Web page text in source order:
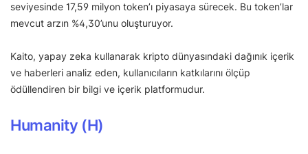
seviyesinde 17,59 milyon token’ı piyasaya sürecek. Bu token’lar
mevcut arzın %4,30’unu oluşturuyor.
Kaito, yapay zeka kullanarak kripto dünyasındaki dağınık içerik
ve haberleri analiz eden, kullanıcıların katkılarını ölçüp
ödüllendiren bir bilgi ve içerik platformudur.
Humanity (H)